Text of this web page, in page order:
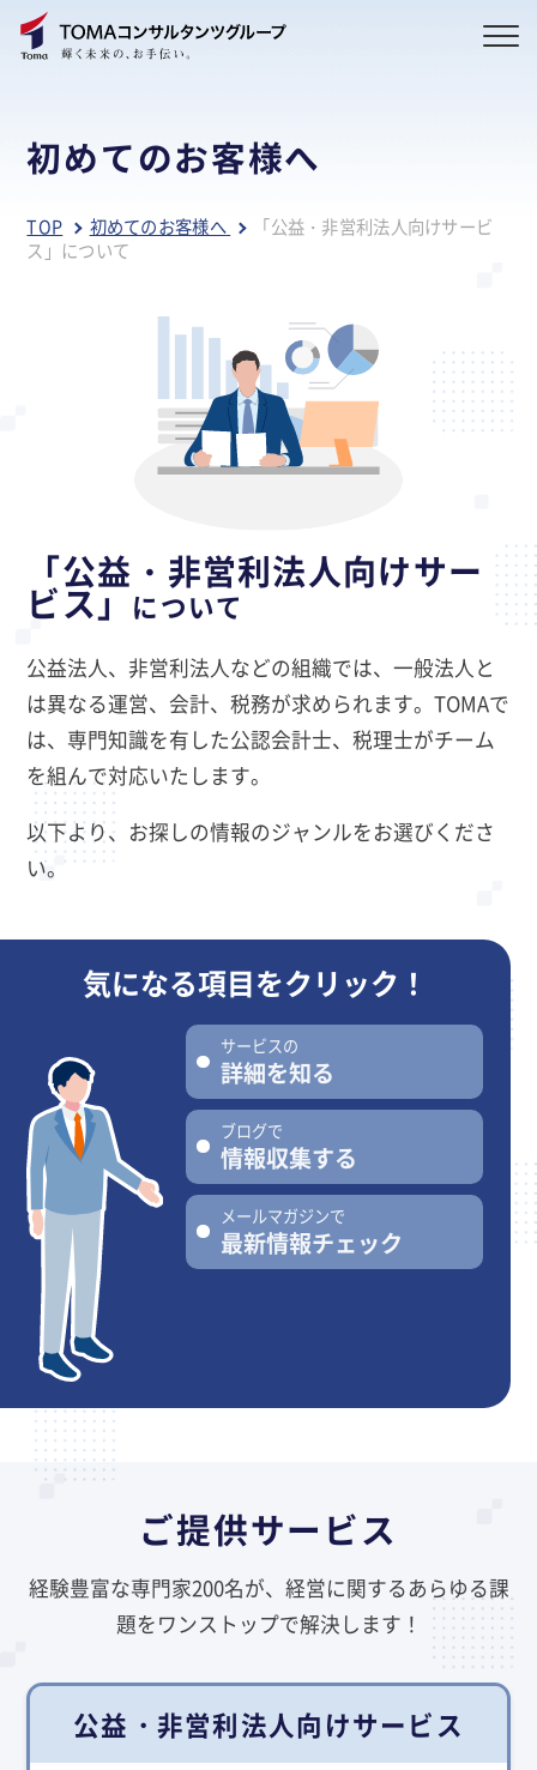
初めてのお客様へ
TOP 初めてのお客様へ
「公益・非営利法人向けサービ
ス」について
「公益・非営利法人向けサー
ビス」について
公益法人、非営利法人などの組織では、一般法人と
は異なる運営、会計、税務が求められます。TOMAで
は、専門知識を有した公認会計士、税理士がチーム
を組んで対応いたします。
以下より、お探しの情報のジャンルをお選びくださ
い。
気になる項目をクリック！
サービスの
詳細を知る
ブログで
情報収集する
メールマガジンで
最新情報チェック
ご提供サービス
経験豊富な専門家200名が、経営に関するあらゆる課
題をワンストップで解決します！
公益・非営利法人向けサービス